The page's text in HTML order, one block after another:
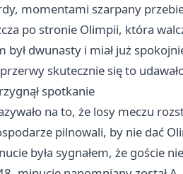
momentami szarpany
po stronie Olimpii, która
dwunasty i miał już
skutecznie się to
spotkanie
na to, że losy meczu
pilnowali, by nie dać
była sygnałem, że goście